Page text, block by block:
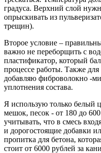
градуса. Верхний слой
опрыскивать из
трещин).
Второе условие –
важно не переборщить с
пластификатор, который
процессе работы. Также
добавляю фиброволокно -
уплотнения состава.
Я использую только белый
мешок, песок - от 180 до
учитывать, что в смесь
и дорогостоящие добавки
пропитка для бетона,
стоит от 6000 рублей за